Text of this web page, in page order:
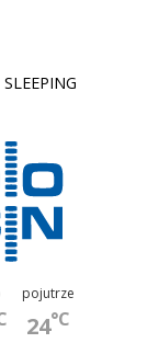
pojutrze
24°C